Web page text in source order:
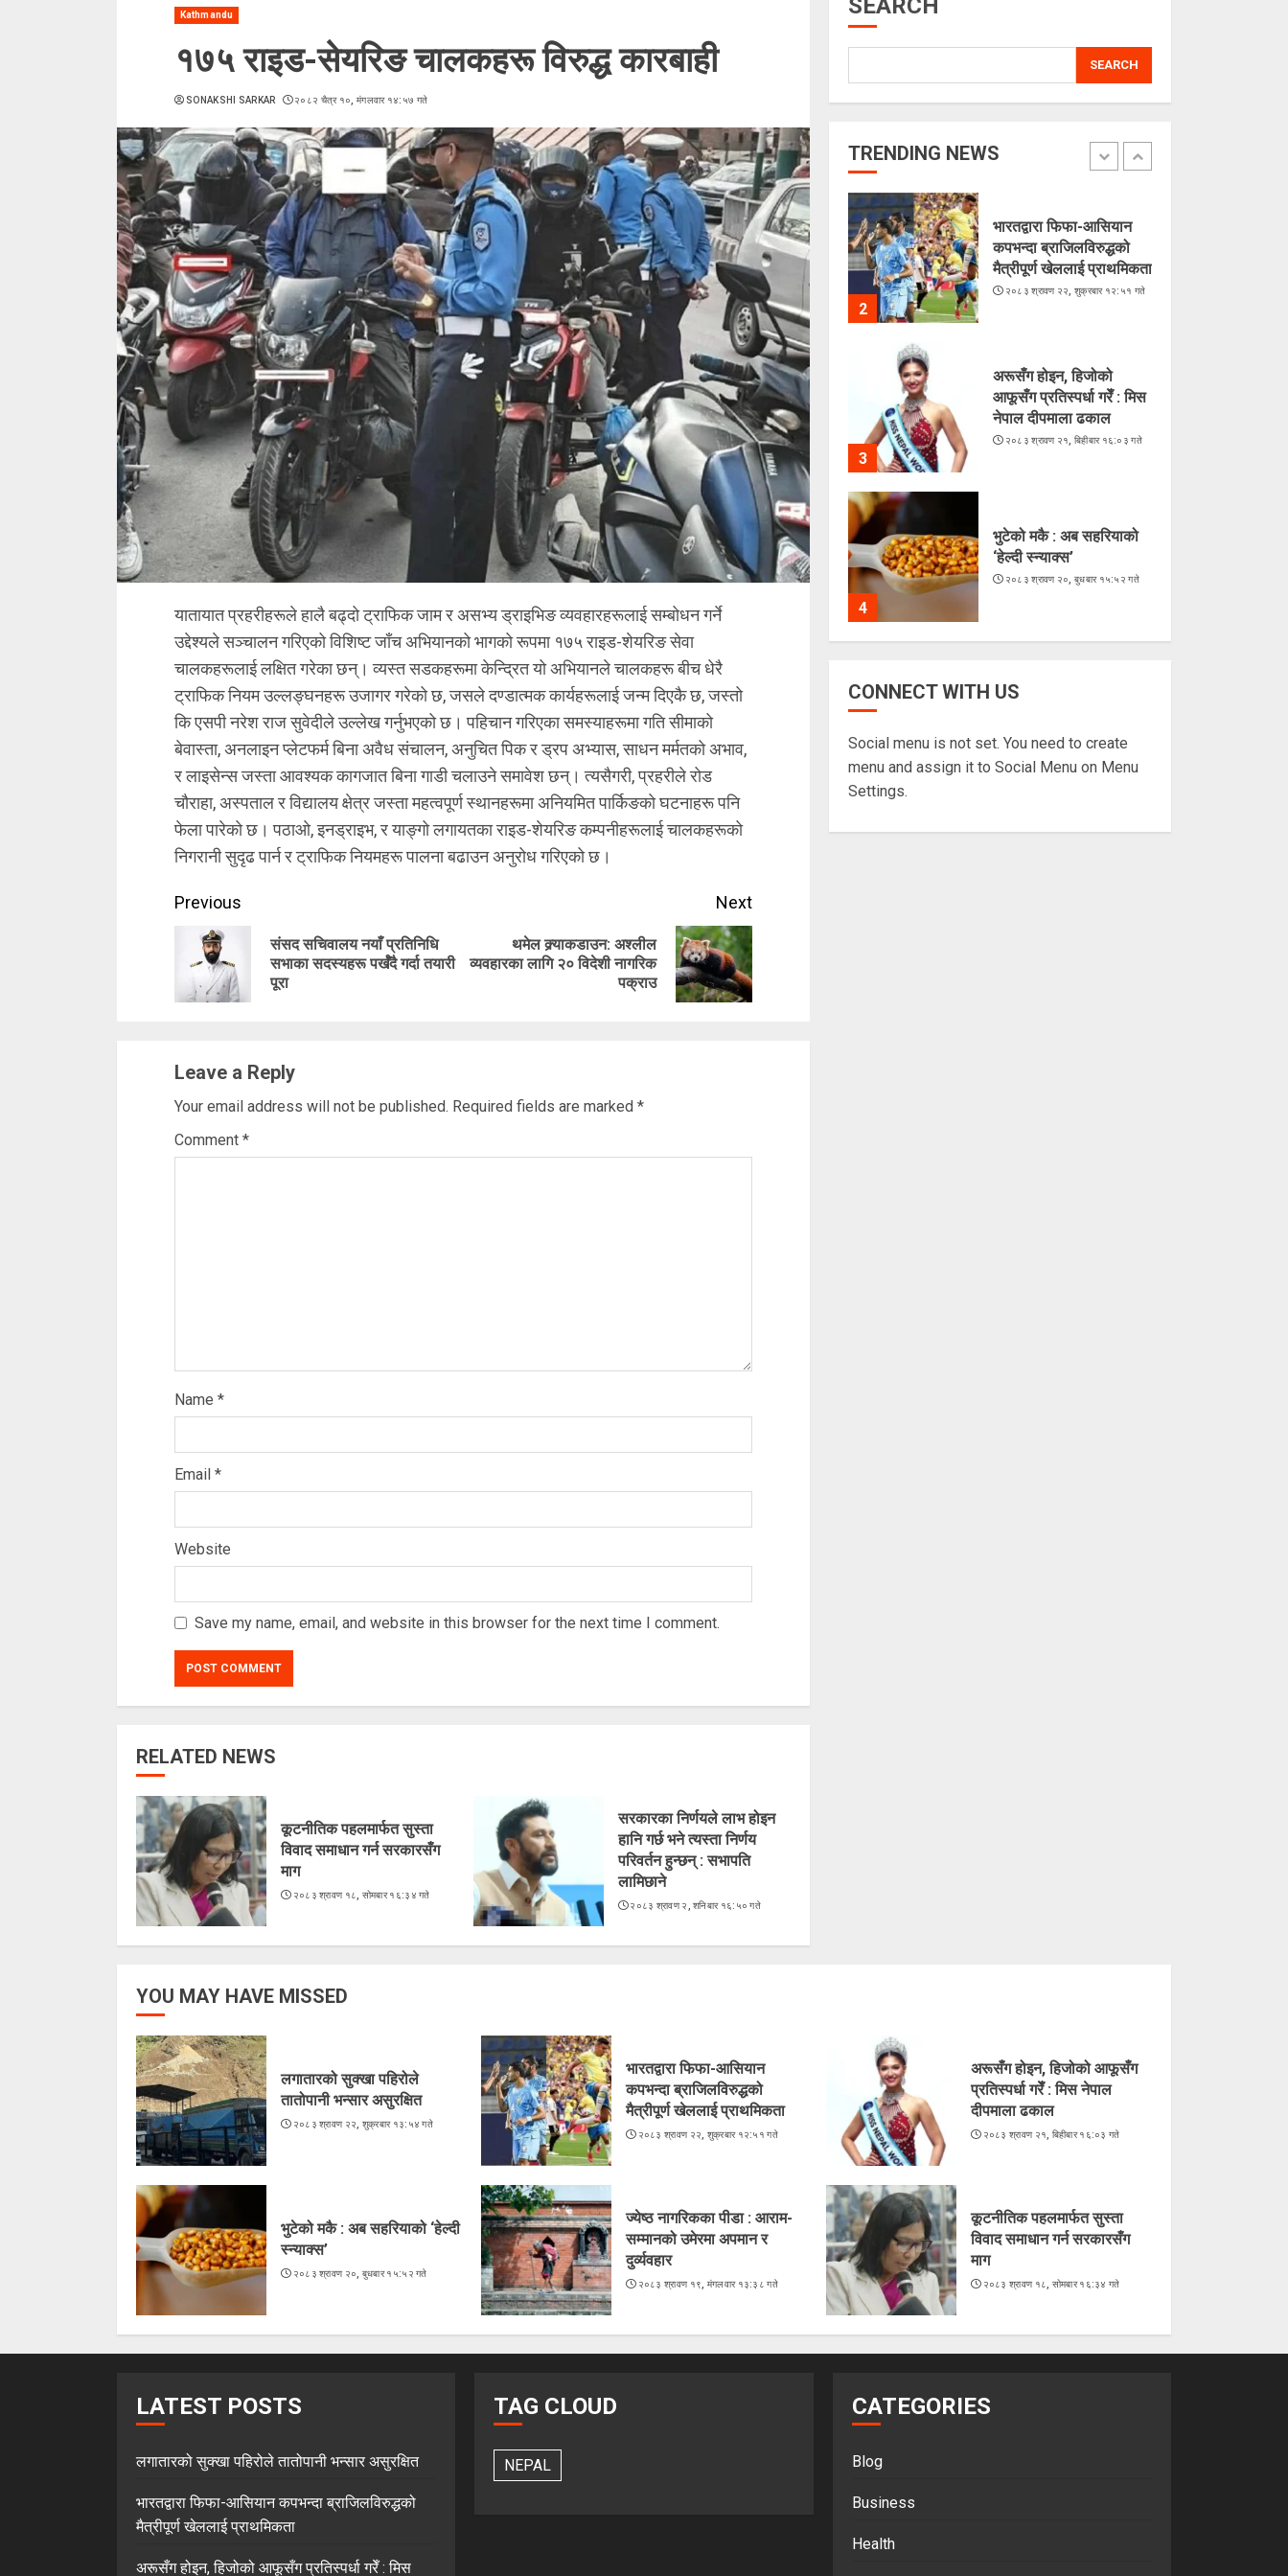
Kathmandu
१७५ राइड-सेयरिङ चालकहरू विरुद्ध कारबाही
SONAKSHI SARKAR २०८२ चैत्र १०, मंगलवार १४:५७ गते
यातायात प्रहरीहरूले हालै बढ्दो ट्राफिक जाम र असभ्य ड्राइभिङ व्यवहारहरूलाई सम्बोधन गर्ने
उद्देश्यले सञ्चालन गरिएको विशिष्ट जाँच अभियानको भागको रूपमा १७५ राइड-शेयरिङ सेवा
चालकहरूलाई लक्षित गरेका छन्। व्यस्त सडकहरूमा केन्द्रित यो अभियानले चालकहरू बीच धेरै
ट्राफिक नियम उल्लङ्घनहरू उजागर गरेको छ, जसले दण्डात्मक कार्यहरूलाई जन्म दिएकै छ, जस्तो
कि एसपी नरेश राज सुवेदीले उल्लेख गर्नुभएको छ। पहिचान गरिएका समस्याहरूमा गति सीमाको
बेवास्ता, अनलाइन प्लेटफर्म बिना अवैध संचालन, अनुचित पिक र ड्रप अभ्यास, साधन मर्मतको अभाव,
र लाइसेन्स जस्ता आवश्यक कागजात बिना गाडी चलाउने समावेश छन्। त्यसैगरी, प्रहरीले रोड
चौराहा, अस्पताल र विद्यालय क्षेत्र जस्ता महत्वपूर्ण स्थानहरूमा अनियमित पार्किङको घटनाहरू पनि
फेला पारेको छ। पठाओ, इनड्राइभ, र याङ्गो लगायतका राइड-शेयरिङ कम्पनीहरूलाई चालकहरूको
निगरानी सुदृढ पार्न र ट्राफिक नियमहरू पालना बढाउन अनुरोध गरिएको छ।
Continue
Reading
Previous
Previous
संसद सचिवालय नयाँ प्रतिनिधि
सभाका सदस्यहरू पर्खँदै गर्दा तयारी
पूरा
Next
Next
थमेल क्र्याकडाउन: अश्लील
व्यवहारका लागि २० विदेशी नागरिक
पक्राउ
Leave a Reply
Your email address will not be published. Required fields are marked *
Comment *
Name *
Email *
Website
Save my name, email, and website in this browser for the next time I comment.
RELATED NEWS
कूटनीतिक पहलमार्फत सुस्ता
विवाद समाधान गर्न सरकारसँग
माग
२०८३ श्रावण १८, सोमबार १६:३४ गते
सरकारका निर्णयले लाभ होइन
हानि गर्छ भने त्यस्ता निर्णय
परिवर्तन हुन्छन् : सभापति
लामिछाने
२०८३ श्रावण २, शनिबार १६:५० गते
SEARCH
SEARCH
TRENDING NEWS
5
1
लगातारको सुक्खा पहिरोले
2
भारतद्वारा फिफा-आसियान
कपभन्दा ब्राजिलविरुद्धको
मैत्रीपूर्ण खेललाई प्राथमिकता
२०८३ श्रावण २२, शुक्रबार १२:५१ गते
3
अरूसँग होइन, हिजोको
आफूसँग प्रतिस्पर्धा गरेँ : मिस
नेपाल दीपमाला ढकाल
२०८३ श्रावण २१, बिहीबार १६:०३ गते
4
भुटेको मकै : अब सहरियाको
‘हेल्दी स्न्याक्स’
२०८३ श्रावण २०, बुधबार १५:५२ गते
आराम-सम्मानको उमेरमा
२०८३ श्रावण १९, मंगलवार १३:३८ गते
लगातारको सुक्खा पहिरोले
CONNECT WITH US
Social menu is not set. You need to create
menu and assign it to Social Menu on Menu
Settings.
YOU MAY HAVE MISSED
लगातारको सुक्खा पहिरोले
तातोपानी भन्सार असुरक्षित
२०८३ श्रावण २२, शुक्रबार १३:५४ गते
भारतद्वारा फिफा-आसियान
कपभन्दा ब्राजिलविरुद्धको
मैत्रीपूर्ण खेललाई प्राथमिकता
२०८३ श्रावण २२, शुक्रबार १२:५१ गते
अरूसँग होइन, हिजोको आफूसँग
प्रतिस्पर्धा गरेँ : मिस नेपाल
दीपमाला ढकाल
२०८३ श्रावण २१, बिहीबार १६:०३ गते
भुटेको मकै : अब सहरियाको ‘हेल्दी
स्न्याक्स’
२०८३ श्रावण २०, बुधबार १५:५२ गते
ज्येष्ठ नागरिकका पीडा : आराम-
सम्मानको उमेरमा अपमान र
दुर्व्यवहार
२०८३ श्रावण १९, मंगलवार १३:३८ गते
कूटनीतिक पहलमार्फत सुस्ता
विवाद समाधान गर्न सरकारसँग
माग
२०८३ श्रावण १८, सोमबार १६:३४ गते
LATEST POSTS
लगातारको सुक्खा पहिरोले तातोपानी भन्सार असुरक्षित
भारतद्वारा फिफा-आसियान कपभन्दा ब्राजिलविरुद्धको
मैत्रीपूर्ण खेललाई प्राथमिकता
अरूसँग होइन, हिजोको आफूसँग प्रतिस्पर्धा गरेँ : मिस
TAG CLOUD
NEPAL
CATEGORIES
Blog
Business
Health